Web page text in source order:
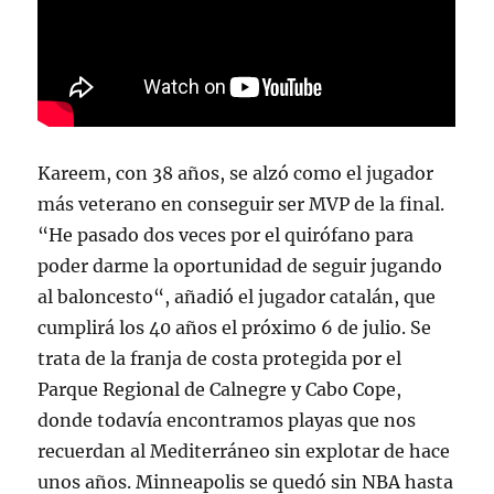
Kareem, con 38 años, se alzó como el jugador
más veterano en conseguir ser MVP de la final.
“He pasado dos veces por el quirófano para
poder darme la oportunidad de seguir jugando
al baloncesto“, añadió el jugador catalán, que
cumplirá los 40 años el próximo 6 de julio. Se
trata de la franja de costa protegida por el
Parque Regional de Calnegre y Cabo Cope,
donde todavía encontramos playas que nos
recuerdan al Mediterráneo sin explotar de hace
unos años. Minneapolis se quedó sin NBA hasta